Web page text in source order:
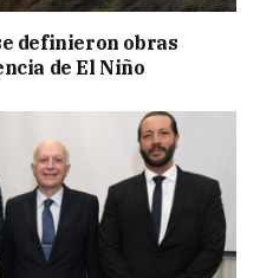
definieron obras
de El Niño